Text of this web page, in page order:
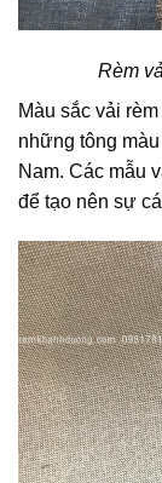
Rèm
Màu sắc vải
những tông
Nam. Các mẫu
để tạo nên sự